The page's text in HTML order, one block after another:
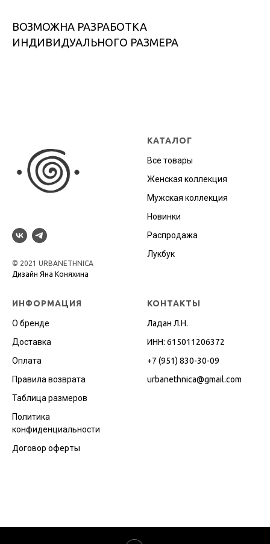
ВОЗМОЖНА РАЗРАБОТКА
ИНДИВИДУАЛЬНОГО РАЗМЕРА
© 2021 URBANETHNICA
Дизайн Яна Коняхина
КАТАЛОГ
Все товары
Женская коллекция
Мужская коллекция
Новинки
Распродажа
Лукбук
ИНФОРМАЦИЯ
О бренде
Доставка
Оплата
Правила возврата
Таблица размеров
Политика
конфиденциальности
Договор оферты
КОНТАКТЫ
Ладан Л.Н.
ИНН: 615011206372
+7 (951) 830-30-09
urbanethnica@gmail.com